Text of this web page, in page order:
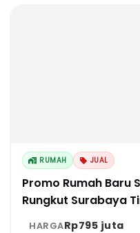
RUMAH JUAL
Promo Rumah Baru
Rungkut Surabaya
HARGARp795 juta